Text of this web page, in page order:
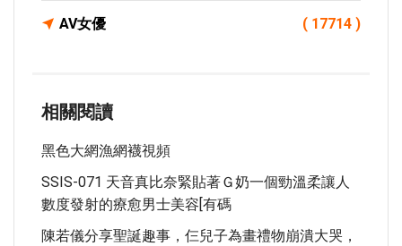
AV女優 ( 17714 )
相關閱讀
黑色大網漁網襪視頻
SSIS-071 天音真比奈緊貼著Ｇ奶一個勁溫柔讓人
數度發射的療愈男士美容[有碼
陳若儀分享聖誕趣事，仨兒子為畫禮物崩潰大哭，